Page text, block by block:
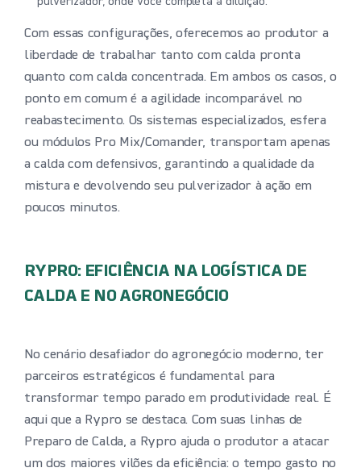
Com essas configurações, oferecemos ao produtor a
liberdade de trabalhar tanto com calda pronta
quanto com calda concentrada. Em ambos os casos, o
ponto em comum é a agilidade incomparável no
reabastecimento. Os sistemas especializados, esfera
ou módulos Pro Mix/Comander, transportam apenas
a calda com defensivos, garantindo a qualidade da
mistura e devolvendo seu pulverizador à ação em
poucos minutos.
RYPRO: EFICIÊNCIA NA LOGÍSTICA DE
CALDA E NO AGRONEGÓCIO
No cenário desafiador do agronegócio moderno, ter
parceiros estratégicos é fundamental para
transformar tempo parado em produtividade real. É
aqui que a Rypro se destaca. Com suas linhas de
Preparo de Calda, a Rypro ajuda o produtor a atacar
um dos maiores vilões da eficiência: o tempo gasto no